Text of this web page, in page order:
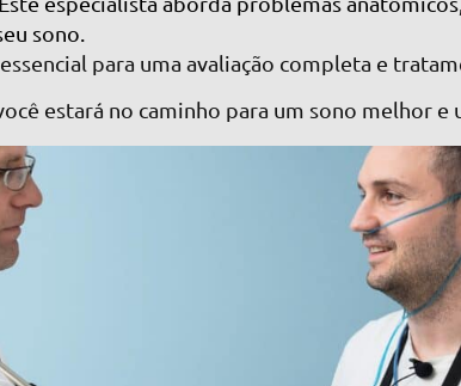
sono.
para uma avaliação completa e
estará no caminho para um sono melhor e